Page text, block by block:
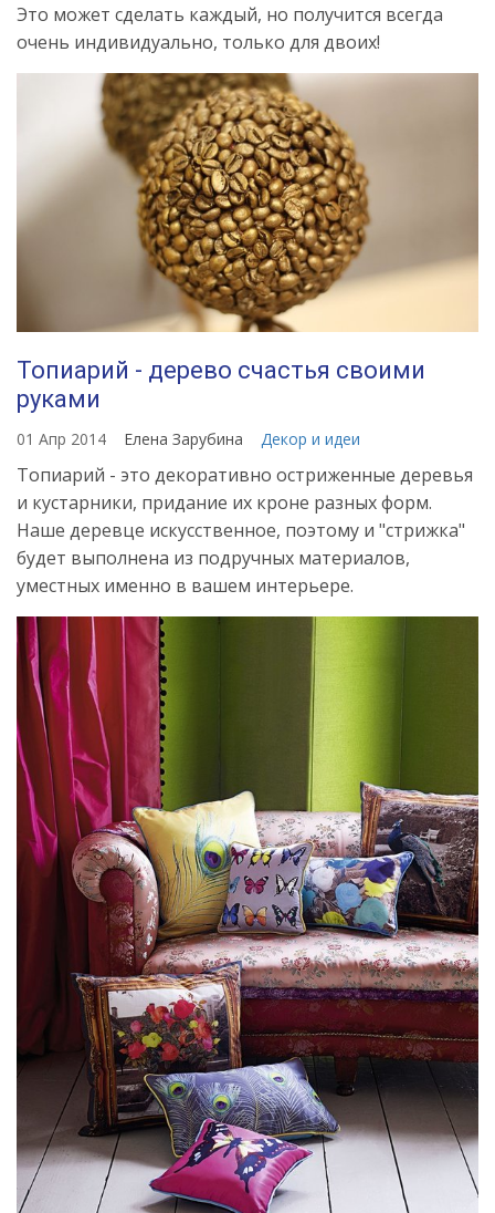
Это может сделать каждый, но получится всегда
очень индивидуально, только для двоих!
Топиарий - дерево счастья своими
руками
01 Апр 2014 Елена Зарубина Декор и идеи
Топиарий - это декоративно остриженные деревья
и кустарники, придание их кроне разных форм.
Наше деревце искусственное, поэтому и "стрижка"
будет выполнена из подручных материалов,
уместных именно в вашем интерьере.